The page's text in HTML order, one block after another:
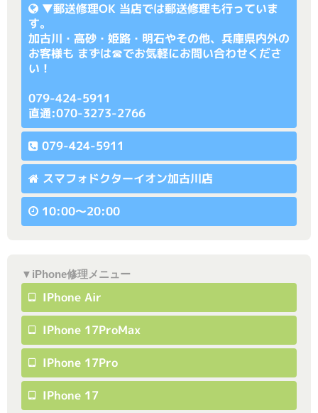
▼郵送修理OK 当店では郵送修理も行っていま
す。
加古川・高砂・姫路・明石やその他、兵庫県内外の
お客様も まずは☎でお気軽にお問い合わせくださ
い！
079-424-5911
直通:070-3273-2766
079-424-5911
スマフォドクターイオン加古川店
10:00〜20:00
▼iPhone修理メニュー
IPhone Air
IPhone 17ProMax
IPhone 17Pro
IPhone 17